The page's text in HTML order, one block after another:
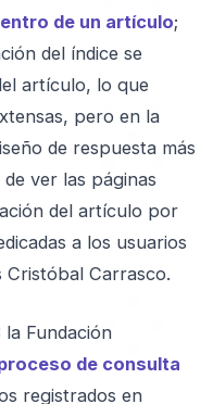
de un artículo;
del índice se
artículo, lo que
pero en la
de respuesta más
ver las páginas
del artículo por
a los usuarios
Cristóbal Carrasco.
la Fundación
de consulta
registrados en